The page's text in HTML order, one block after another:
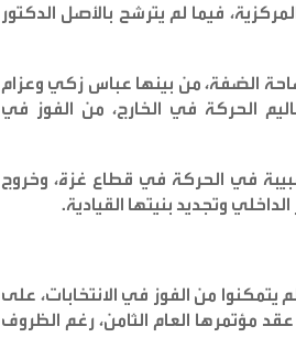
فيما لم يترشح بالأصل الدكتور
الضفة، من بينها عباس زكي وعزام
الحركة في الخارج، من الفوز في
في الحركة في قطاع غزة، وخروج
وتجديد بنيتها القيادية.
من الفوز في الانتخابات، على
مؤتمرها العام الثامن، رغم الظروف